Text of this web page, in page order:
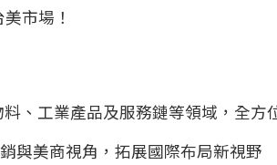
市場！
、工業產品及服務鏈等領域，全方
與美商視角，拓展國際布局新視野